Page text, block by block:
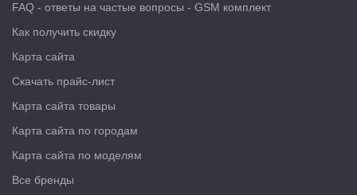
FAQ - ответы на частые вопросы - GSM комплект
Как получить скидку
Карта сайта
Скачать прайс-лист
Карта сайта товары
Карта сайта по городам
Карта сайта по моделям
Все бренды